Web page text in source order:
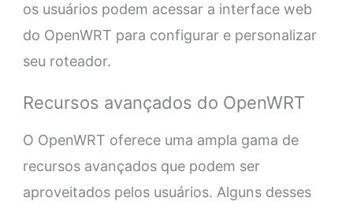
os usuários podem acessar a interface web
do OpenWRT para configurar e personalizar
seu roteador.
Recursos avançados do OpenWRT
O OpenWRT oferece uma ampla gama de
recursos avançados que podem ser
aproveitados pelos usuários. Alguns desses